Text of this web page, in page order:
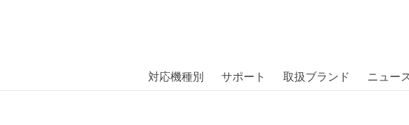
には、日本では珍しい「海外ブランド」をはじめ「ユニークな商品」「機能的
対応機種別 サポート 取扱ブランド ニュー